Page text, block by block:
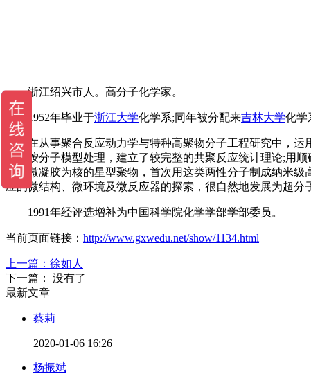
浙江绍兴市人。高分子化学家。
1952年毕业于浙江大学化学系;同年被分配来吉林大学化学
在从事聚合反应动力学与特种高聚物分子工程研究中，运
结构按分子模型处理，建立了较完整的共聚反应统计理论;用
究了微凝胶为核的星型聚物，首次用这类两性分子制成纳米
应的微结构、微环境及微反应器的探索，很自然地发展为超分
1991年经评选增补为中国科学院化学学部学部委员。
当前页面链接： http://www.gxwedu.net/show/1134.html
上一篇： 徐如人
下一篇： 没有了
最新文章
蔡莉
2020-01-06 16:26
杨振斌